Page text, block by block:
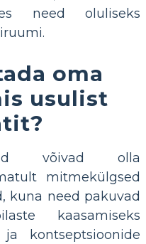
need oluliseks
oma
usulist
võivad olla
mitmekülgsed
kuna need pakuvad
kaasamiseks
kontseptsioonide